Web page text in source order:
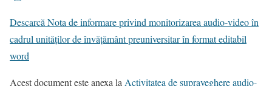
Descarcă Nota de informare privind monitorizarea audio-video în
cadrul unităţilor de învăţământ preuniversitar în format editabil
word
Acest document este anexa la Activitatea de supraveghere audio-